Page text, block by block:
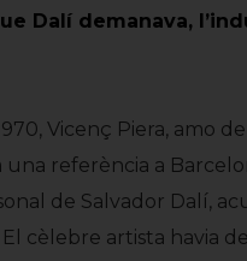
Dalí demanava,
Vicenç Piera, amo
referència a
de Salvador Dalí,
cèlebre artista havia